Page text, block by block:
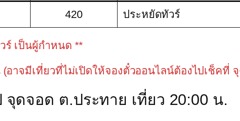
420 ประหยัดทัวร์
ร์ เป็นผู้กำหนด **
อาจมีเที่ยวที่ไม่เปิดให้จองตั๋วออนไลน์ต้องไปเช็คที่
ดจอด ต.ประทาย เที่ยว 20:00 น.